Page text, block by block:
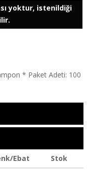
yoktur, istenildiği
* Paket Adeti: 100
Ebat
Stok